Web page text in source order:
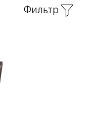
Фильтр